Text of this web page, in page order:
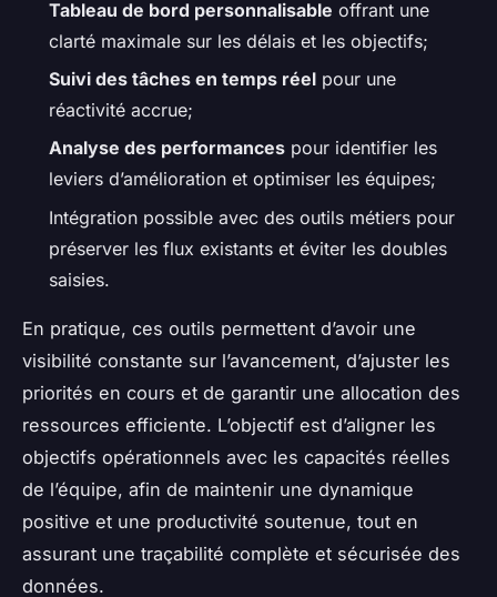
Tableau de bord personnalisable offrant une
clarté maximale sur les délais et les objectifs;
Suivi des tâches en temps réel pour une
réactivité accrue;
Analyse des performances pour identifier les
leviers d’amélioration et optimiser les équipes;
Intégration possible avec des outils métiers pour
préserver les flux existants et éviter les doubles
saisies.
En pratique, ces outils permettent d’avoir une
visibilité constante sur l’avancement, d’ajuster les
priorités en cours et de garantir une allocation des
ressources efficiente. L’objectif est d’aligner les
objectifs opérationnels avec les capacités réelles
de l’équipe, afin de maintenir une dynamique
positive et une productivité soutenue, tout en
assurant une traçabilité complète et sécurisée des
données.